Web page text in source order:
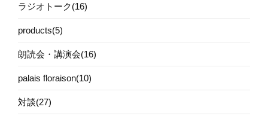
ラジオトーク(16)
products(5)
朗読会・講演会(16)
palais floraison(10)
対談(27)